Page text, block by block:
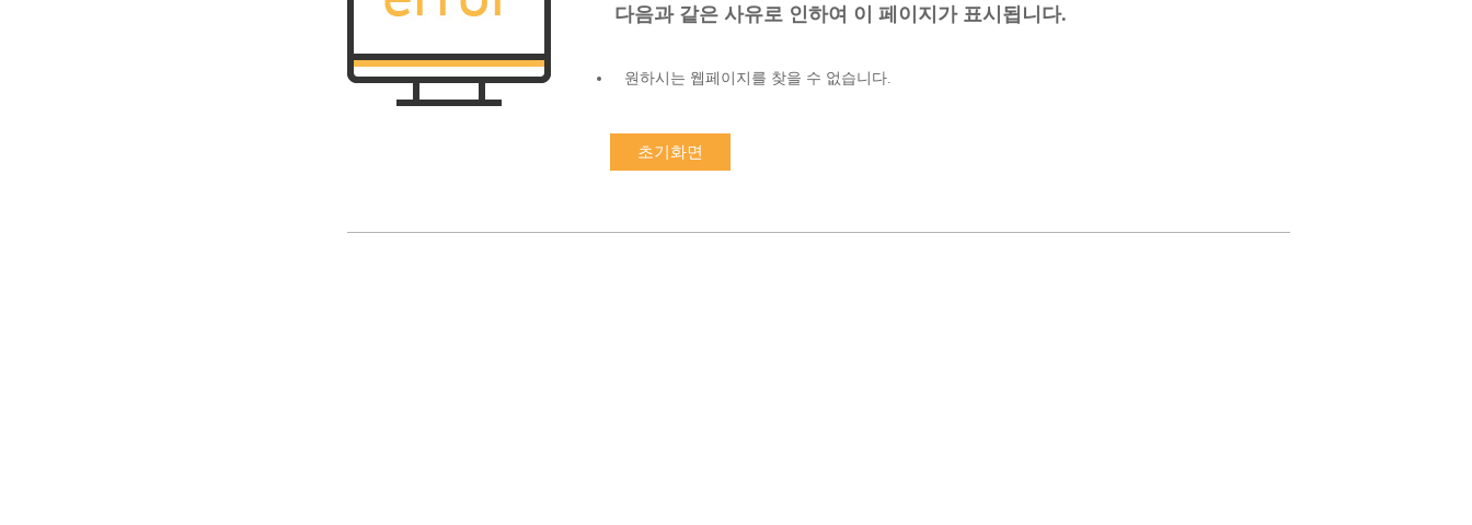
다음과 같은 사유로 인하여 이 페이지가 표시됩니다.
원하시는 웹페이지를 찾을 수 없습니다.
초기화면